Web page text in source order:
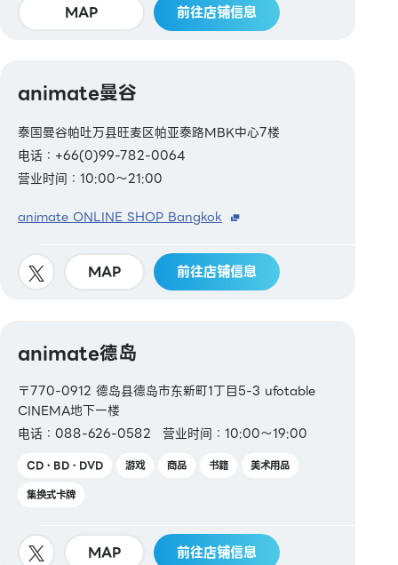
MAP 前往店铺信息
animate曼谷
泰国曼谷帕吐万县旺麦区帕亚泰路MBK中心7楼
电话：+66(0)99-782-0064
营业时间：10:00～21:00
animate ONLINE SHOP Bangkok
MAP 前往店铺信息
animate德岛
〒770-0912 德岛县德岛市东新町1丁目5-3 ufotable
CINEMA地下一楼
电话：088-626-0582
营业时间：10:00～19:00
CD・BD・DVD 游戏 商品 书籍
美术用品
集换式卡牌
MAP 前往店铺信息